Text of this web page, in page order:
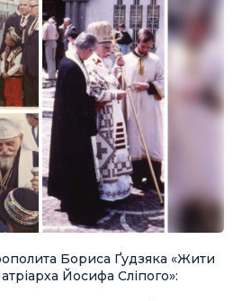
Бориса Ґудзяка «Жити
Йосифа Сліпого»: